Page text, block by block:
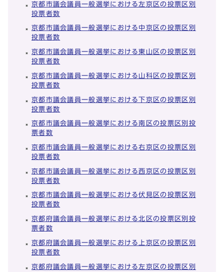
京都市議会議員一般選挙における左京区の投票区別
投票者数
京都市議会議員一般選挙における中京区の投票区別
投票者数
京都市議会議員一般選挙における東山区の投票区別
投票者数
京都市議会議員一般選挙における山科区の投票区別
投票者数
京都市議会議員一般選挙における下京区の投票区別
投票者数
京都市議会議員一般選挙における南区の投票区別投
票者数
京都市議会議員一般選挙における右京区の投票区別
投票者数
京都市議会議員一般選挙における西京区の投票区別
投票者数
京都市議会議員一般選挙における伏見区の投票区別
投票者数
京都府議会議員一般選挙における北区の投票区別投
票者数
京都府議会議員一般選挙における上京区の投票区別
投票者数
京都府議会議員一般選挙における左京区の投票区別